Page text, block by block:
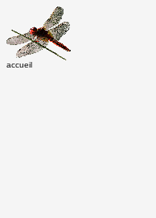
accueil